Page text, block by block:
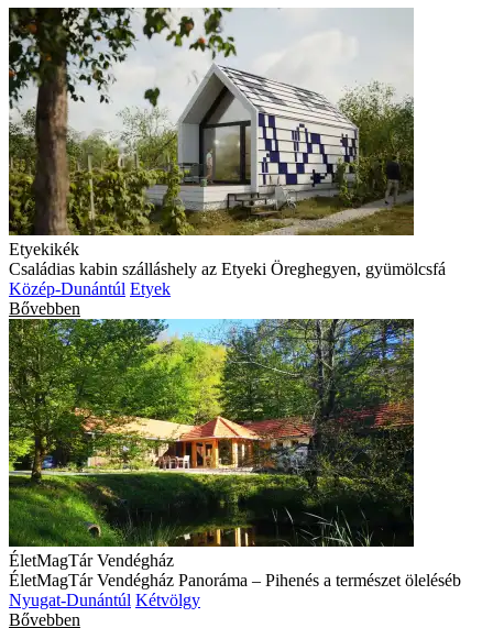
Etyekikék
Családias kabin szálláshely az Etyeki Öreghegyen, gyümölcsfá
Közép-Dunántúl Etyek
Bővebben
ÉletMagTár Vendégház
ÉletMagTár Vendégház Panoráma – Pihenés a természet öleléséb
Nyugat-Dunántúl Kétvölgy
Bővebben